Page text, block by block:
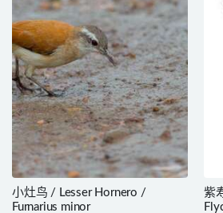
小灶鸟 / Lesser Hornero /
Furnarius minor
紫